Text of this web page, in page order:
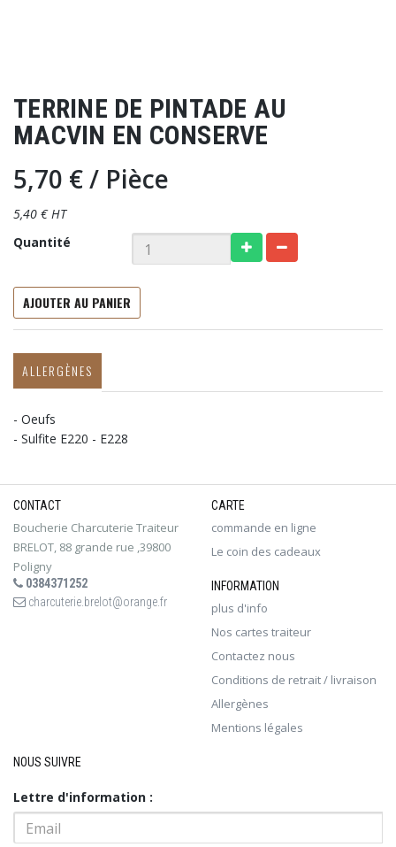
TERRINE DE PINTADE AU
MACVIN EN CONSERVE
5,70 €/ Pièce
5,40 € HT
Quantité
AJOUTER AU PANIER
ALLERGÈNES
- Oeufs
- Sulfite E220 - E228
CONTACT
Boucherie Charcuterie Traiteur
BRELOT, 88 grande rue ,39800
Poligny
0384371252
charcuterie.brelot@orange.fr
CARTE
commande en ligne
Le coin des cadeaux
INFORMATION
plus d'info
Nos cartes traiteur
Contactez nous
Conditions de retrait / livraison
Allergènes
Mentions légales
NOUS SUIVRE
Lettre d'information :